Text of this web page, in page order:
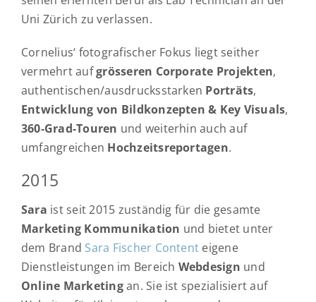
Uni Zürich zu verlassen.
Cornelius‘ fotografischer Fokus liegt seither
vermehrt aufgrösseren Corporate Projekten,
authentischen/ausdrucksstarken Porträts,
Entwicklung von Bildkonzepten & Key Visuals,
360-Grad-Touren und weiterhin auch auf
umfangreichen Hochzeitsreportagen.
2015
Sara ist seit 2015 zuständig für die gesamte
Marketing Kommunikation und bietet unter
dem Brand Sara Fischer Content eigene
Dienstleistungen im Bereich Webdesign und
Online Marketingan. Sie ist spezialisiert auf